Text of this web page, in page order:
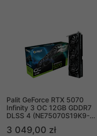
Palit GeForce RTX 5070
Infinity 3 OC 12GB GDDR7
DLSS 4 (NE75070S19K9-
3 049,00 zł